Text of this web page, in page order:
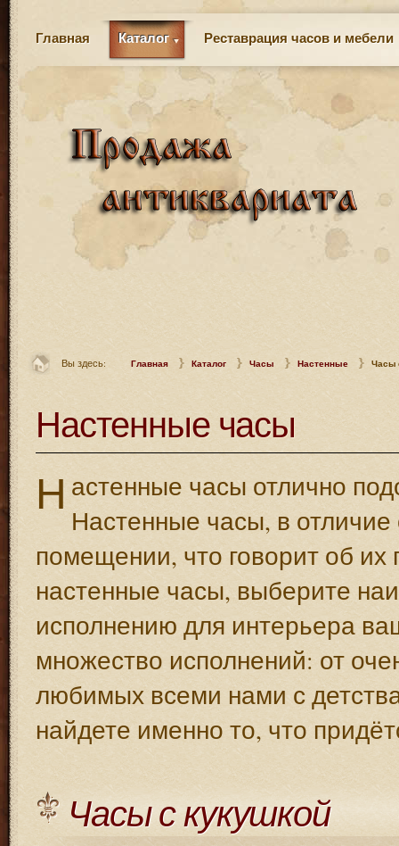
Главная Каталог Реставрация часов и мебели
Вы здесь: Главная Каталог Часы Настенные Часы
Настенные часы
Н астенные часы отлично
Настенные часы, в
помещении, что говорит об
настенные часы, выберите
исполнению для интерьера
множество исполнений: от
любимых всеми нами с
найдете именно то, что
Часы с кукушкой